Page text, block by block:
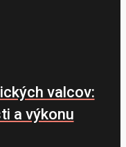
valcov:
a výkonu